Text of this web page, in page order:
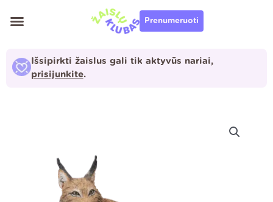
prie
Prenumeruoti
Išsipirkti žaislus gali tik aktyvūs nariai,
prisijunkite.